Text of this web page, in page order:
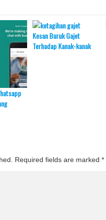
Kesan Buruk Gajet
Terhadap Kanak-kanak
Required fields are marked *